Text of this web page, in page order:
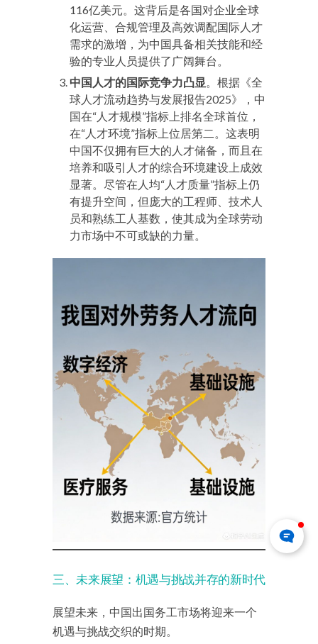
116亿美元。这背后是各国对企业全球
化运营、合规管理及高效调配国际人才
需求的激增，为中国具备相关技能和经
验的专业人员提供了广阔舞台。
中国人才的国际竞争力凸显。根据《全
球人才流动趋势与发展报告2025》，中
国在“人才规模”指标上排名全球首位，
在“人才环境”指标上位居第二 。这表明
中国不仅拥有巨大的人才储备，而且在
培养和吸引人才的综合环境建设上成效
显著。尽管在人均“人才质量”指标上仍
有提升空间，但庞大的工程师、技术人
员和熟练工人基数，使其成为全球劳动
力市场中不可或缺的力量。
三、未来展望：机遇与挑战并存的新时代
展望未来，中国出国务工市场将迎来一个
机遇与挑战交织的时期。